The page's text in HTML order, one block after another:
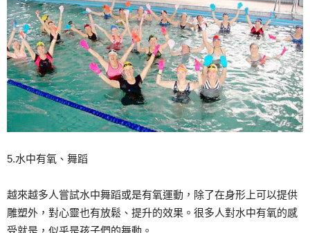
5.水中有氧、舞蹈
越來越多人嘗試水中舞蹈或是有氧運動，除了在身形上可以提供
雕塑外，對心靈也有放鬆、提升的效果。很多人對水中有氧的感